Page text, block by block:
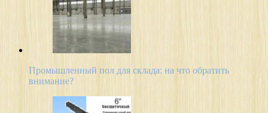
Промышленный пол для склада: на что обратить
внимание?